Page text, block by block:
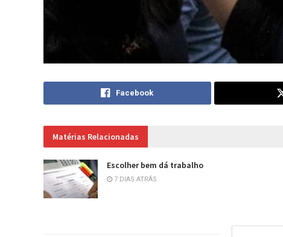
Facebook
Matérias Relacionadas
Escolher bem dá trabalho
7 DIAS ATRÁS